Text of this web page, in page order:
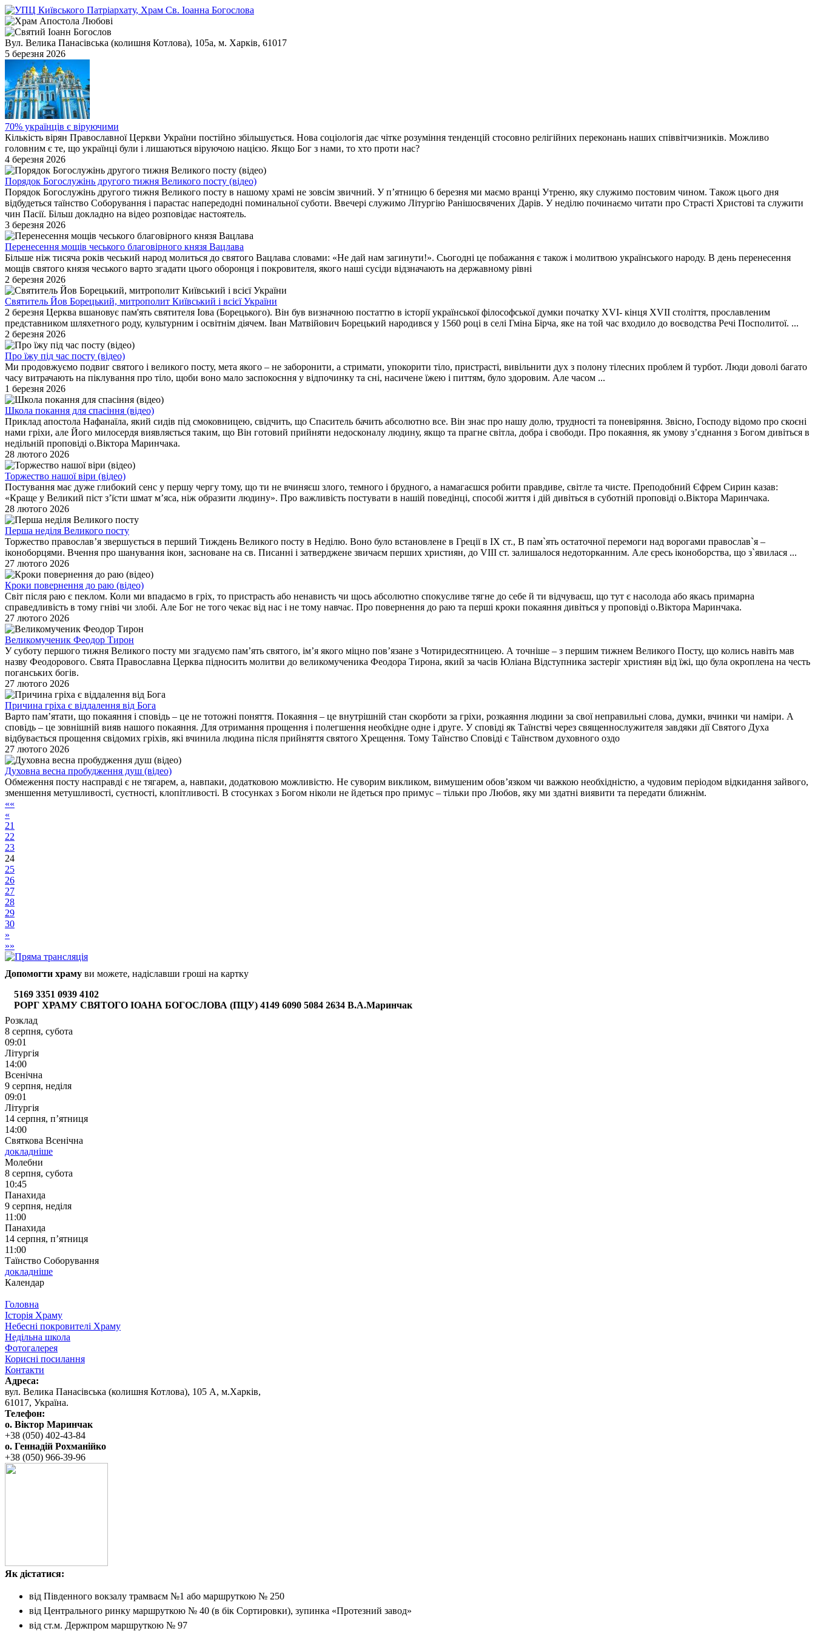
Вул. Велика Панасівська (колишня Котлова), 105а, м. Харків, 61017
5 березня 2026
70% українців є віруючими
Кількість вірян Православної Церкви України постійно збільшується. Нова соціологія дає чітке розуміння тенденцій стосовно релігійних переконань наших співвітчизників. Можливо
головним є те, що українці були і лишаються віруючою нацією. Якщо Бог з нами, то хто проти нас?
4 березня 2026
Порядок Богослужінь другого тижня Великого посту (відео)
Порядок Богослужінь другого тижня Великого посту в нашому храмі не зовсім звичний. У п’ятницю 6 березня ми маємо вранці Утреню, яку служимо постовим чином. Також цього дня
відбудеться таїнство Соборування і парастас напередодні поминальної суботи. Ввечері служимо Літургію Ранішосвячених Дарів. У неділю починаємо читати про Страсті Христові та служити
чин Пасії. Більш докладно на відео розповідає настоятель.
3 березня 2026
Перенесення мощів чеського благовірного князя Вацлава
Більше ніж тисяча років чеський народ молиться до святого Вацлава словами: «Не дай нам загинути!». Сьогодні це побажання є також і молитвою українського народу. В день перенесення
мощів святого князя чеського варто згадати цього оборонця і покровителя, якого наші сусіди відзначають на державному рівні
2 березня 2026
Святитель Йов Борецький, митрополит Київський і всієї України
2 березня Церква вшановує пам'ять святителя Іова (Борецького). Він був визначною постаттю в історії української філософської думки початку XVI- кінця XVII століття, прославленим
представником шляхетного роду, культурним і освітнім діячем. Іван Матвійович Борецький народився у 1560 році в селі Гміна Бірча, яке на той час входило до воєводства Речі Посполитої. ...
2 березня 2026
Про їжу під час посту (відео)
Ми продовжуємо подвиг святого і великого посту, мета якого – не заборонити, а стримати, упокорити тіло, пристрасті, вивільнити дух з полону тілесних проблем й турбот. Люди доволі багато
часу витрачають на піклування про тіло, щоби воно мало заспокоєння у відпочинку та сні, насичене їжею і питтям, було здоровим. Але часом ...
1 березня 2026
Школа покання для спасіння (відео)
Приклад апостола Нафанаїла, який сидів під смоковницею, свідчить, що Спаситель бачить абсолютно все. Він знає про нашу долю, трудності та поневіряння. Звісно, Господу відомо про скоєні
нами гріхи, але Його милосердя виявляється таким, що Він готовий прийняти недосконалу людину, якщо та прагне світла, добра і свободи. Про покаяння, як умову з’єднання з Богом дивіться в
недільній проповіді о.Віктора Маринчака.
28 лютого 2026
Торжество нашої віри (відео)
Постування має дуже глибокий сенс у першу чергу тому, що ти не вчиняєш злого, темного і брудного, а намагаєшся робити правдиве, світле та чисте. Преподобний Єфрем Сирин казав:
«Краще у Великий піст з’їсти шмат м’яса, ніж образити людину». Про важливість постувати в нашій поведінці, способі життя і дій дивіться в суботній проповіді о.Віктора Маринчака.
28 лютого 2026
Перша неділя Великого посту
Торжество православ’я звершується в перший Тиждень Великого посту в Неділю. Воно було встановлене в Греції в IX ст., В пам`ять остаточної перемоги над ворогами православ`я –
іконоборцями. Вчення про шанування ікон, засноване на св. Писанні і затверджене звичаєм перших християн, до VIII ст. залишалося недоторканним. Але єресь іконоборства, що з`явилася ...
27 лютого 2026
Кроки повернення до раю (відео)
Світ після раю є пеклом. Коли ми впадаємо в гріх, то пристрасть або ненависть чи щось абсолютно спокусливе тягне до себе й ти відчуваєш, що тут є насолода або якась примарна
справедливість в тому гніві чи злобі. Але Бог не того чекає від нас і не тому навчає. Про повернення до раю та перші кроки покаяння дивіться у проповіді о.Віктора Маринчака.
27 лютого 2026
Великомученик Феодор Тирон
У суботу першого тижня Великого посту ми згадуємо пам’ять святого, ім’я якого міцно пов’язане з Чотиридесятницею. А точніше – з першим тижнем Великого Посту, що колись навіть мав
назву Феодорового. Свята Православна Церква підносить молитви до великомученика Феодора Тирона, який за часів Юліана Відступника застеріг християн від їжі, що була окроплена на честь
поганських богів.
27 лютого 2026
Причина гріха є віддалення від Бога
Варто пам’ятати, що покаяння і сповідь – це не тотожні поняття. Покаяння – це внутрішній стан скорботи за гріхи, розкаяння людини за свої неправильні слова, думки, вчинки чи наміри. А
сповідь – це зовнішній вияв нашого покаяння. Для отримання прощення і полегшення необхідне одне і друге. У сповіді як Таїнстві через священнослужителя завдяки дії Святого Духа
відбувається прощення свідомих гріхів, які вчинила людина після прийняття святого Хрещення. Тому Таїнство Сповіді є Таїнством духовного оздо
27 лютого 2026
Духовна весна пробудження душ (відео)
Обмеження посту насправді є не тягарем, а, навпаки, додатковою можливістю. Не суворим викликом, вимушеним обов’язком чи важкою необхідністю, а чудовим періодом відкидання зайвого,
зменшення метушливості, суєтності, клопітливості. В стосунках з Богом ніколи не йдеться про примус – тільки про Любов, яку ми здатні виявити та передати ближнім.
««
«
21
22
23
24
25
26
27
28
29
30
»
»»
Допомогти храму ви можете, надіславши гроші на картку
5169 3351 0939 4102
РОРГ ХРАМУ СВЯТОГО ІОАНА БОГОСЛОВА (ПЦУ) 4149 6090 5084 2634 В.А.Маринчак
Розклад
8 серпня, субота
09:01
Літургія
14:00
Всенічна
9 серпня, неділя
09:01
Літургія
14 серпня, п’ятниця
14:00
Святкова Всенічна
докладніше
Молебни
8 серпня, субота
10:45
Панахида
9 серпня, неділя
11:00
Панахида
14 серпня, п’ятниця
11:00
Таїнство Соборування
докладніше
Календар
Головна
Історія Храму
Небесні покровителі Храму
Недільна школа
Фотогалерея
Корисні посилання
Контакти
Адреса:
вул. ‬Велика Панасівська (колишня Котлова), ‬105‭ ‬А,‭ ‬м.Харків,
‬61017, ‬Україна.‎
Телефон:
о. Віктор Маринчак
+38 (050)‭ 402-43-84
о. Геннадій Рохманійко
+38 (050)‭ ‬966-39-96
Як дістатися:
від Південного вокзалу трамваєм №1 або маршруткою № 250
від Центрального ринку маршруткою № 40 (в бік Сортировки), зупинка «Протезний завод»
від ст.м. Держпром маршруткою № 97